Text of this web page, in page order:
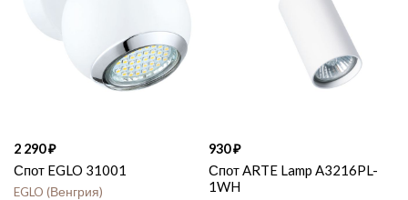
2 290
Спот EGLO 31001
EGLO Венгрия
930
Спот ARTE Lamp A3216PL-
1WH